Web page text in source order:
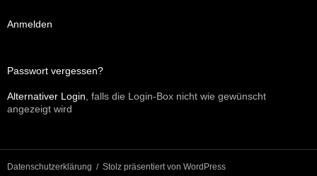
Anmelden
Passwort vergessen?
Alternativer Login , falls die Login-Box nicht wie gewünscht
angezeigt wird
Datenschutzerklärung Stolz präsentiert von WordPress